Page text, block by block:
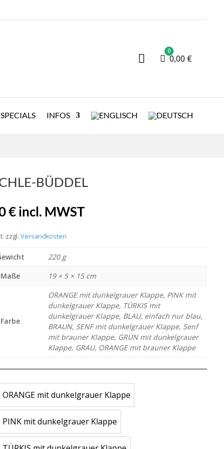
 Warenkorb
0
0,00 €
SPECIALS INFOS
BÜDDEL
€incl. MWST
zzgl. Versandkosten
220 g
Maße
19 × 5 × 15 cm
Farbe
ORANGE mit dunkelgrauer Klappe, PINK mit
dunkelgrauer Klappe, TÜRKIS mit
dunkelgrauer Klappe, BLAU, einfach nur blau,
BRAUN, SENF mit dunkelgrauer Klappe, Senf
mit brauner Klappe, GRÜN mit dunkelgrauer
Klappe, GRAU, ORANGE mit brauner Klappe
ORANGE mit dunkelgrauer Klappe
ORANGE mit dunkelgrauer Klappe
PINK mit dunkelgrauer Klappe
PINK mit dunkelgrauer Klappe